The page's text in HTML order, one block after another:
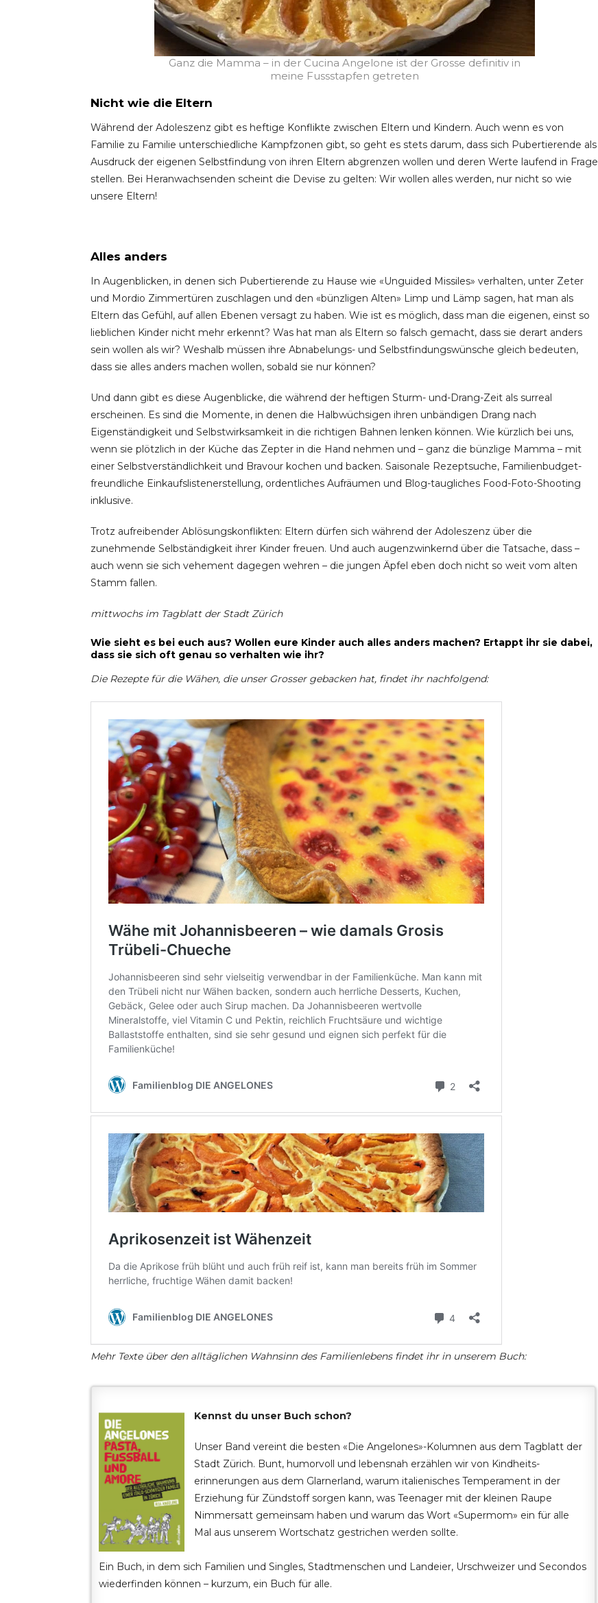
Ganz die Mamma – in der Cucina Angelone ist der Grosse definitiv in
meine Fussstapfen getreten
Nicht wie die Eltern
Während der Adoleszenz gibt es heftige Konflikte zwischen Eltern und Kindern. Auch wenn es von
Familie zu Familie unterschiedliche Kampfzonen gibt, so geht es stets darum, dass sich Pubertierende als
Ausdruck der eigenen Selbstfindung von ihren Eltern abgrenzen wollen und deren Werte laufend in Frage
stellen. Bei Heranwachsenden scheint die Devise zu gelten: Wir wollen alles werden, nur nicht so wie
unsere Eltern!
Alles anders
In Augenblicken, in denen sich Pubertierende zu Hause wie «Unguided Missiles» verhalten, unter Zeter
und Mordio Zimmertüren zuschlagen und den «bünzligen Alten» Limp und Lämp sagen, hat man als
Eltern das Gefühl, auf allen Ebenen versagt zu haben. Wie ist es möglich, dass man die eigenen, einst so
lieblichen Kinder nicht mehr erkennt? Was hat man als Eltern so falsch gemacht, dass sie derart anders
sein wollen als wir? Weshalb müssen ihre Abnabelungs- und Selbstfindungswünsche gleich bedeuten,
dass sie alles anders machen wollen, sobald sie nur können?
Und dann gibt es diese Augenblicke, die während der heftigen Sturm- und-Drang-Zeit als surreal
erscheinen. Es sind die Momente, in denen die Halbwüchsigen ihren unbändigen Drang nach
Eigenständigkeit und Selbstwirksamkeit in die richtigen Bahnen lenken können. Wie kürzlich bei uns,
wenn sie plötzlich in der Küche das Zepter in die Hand nehmen und – ganz die bünzlige Mamma – mit
einer Selbstverständlichkeit und Bravour kochen und backen. Saisonale Rezeptsuche, Familienbudget-
freundliche Einkaufslistenerstellung, ordentliches Aufräumen und Blog-taugliches Food-Foto-Shooting
inklusive.
Trotz aufreibender Ablösungskonflikten: Eltern dürfen sich während der Adoleszenz über die
zunehmende Selbständigkeit ihrer Kinder freuen. Und auch augenzwinkernd über die Tatsache, dass –
auch wenn sie sich vehement dagegen wehren – die jungen Äpfel eben doch nicht so weit vom alten
Stamm fallen.
mittwochs im Tagblatt der Stadt Zürich
Wie sieht es bei euch aus? Wollen eure Kinder auch alles anders machen? Ertappt ihr sie dabei,
dass sie sich oft genau so verhalten wie ihr?
Die Rezepte für die Wähen, die unser Grosser gebacken hat, findet ihr nachfolgend:
Mehr Texte über den alltäglichen Wahnsinn des Familienlebens findet ihr in unserem Buch:
Kennst du unser Buch schon?
Unser Band vereint die besten «Die Angelones»-Kolumnen aus dem Tagblatt der
Stadt Zürich. Bunt, humorvoll und lebensnah erzählen wir von Kindheits-
erinnerungen aus dem Glarnerland, warum italienisches Temperament in der
Erziehung für Zündstoff sorgen kann, was Teenager mit der kleinen Raupe
Nimmersatt gemeinsam haben und warum das Wort «Supermom» ein für alle
Mal aus unserem Wortschatz gestrichen werden sollte.
Ein Buch, in dem sich Familien und Singles, Stadtmenschen und Landeier, Urschweizer und Secondos
wiederfinden können – kurzum, ein Buch für alle.